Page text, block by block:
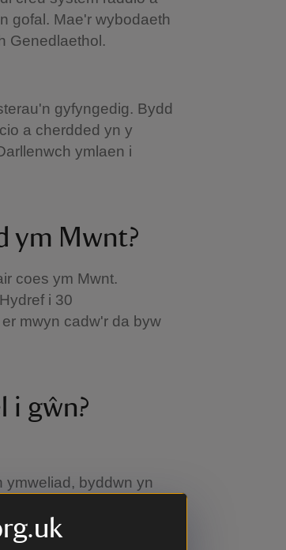
gofal. Mae'r wybodaeth
Genedlaethol.
gyfyngedig. Bydd
a cherdded yn y
ymlaen i
ym Mwnt?
coes ym Mwnt.
i 30
mwyn cadw'r da byw
i gŵn?
ymweliad, byddwn yn